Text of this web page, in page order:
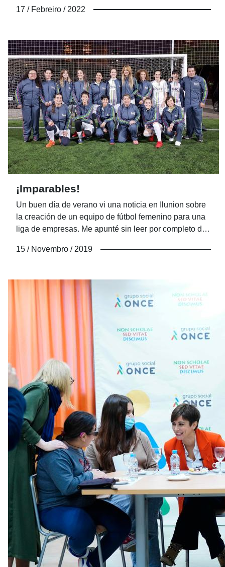
una actividad económica y social que van de la mano
Organización es máximo exponente. Celebramos el
Día Internacional del Juego Responsable y seguimos
diciendo bien alto ¡Bien Jugado!
17 / Febreiro / 2022
¡Imparables!
Un buen día de verano vi una noticia en Ilunion sobre
la creación de un equipo de fútbol femenino para una
liga de empresas. Me apunté sin leer por completo de
empresas del Grupo Social ONCE de toda España.
que la Liga era... ¡con otras empresas de la
Comunidad de Madrid! ¿Por qué no leí bien la
convocatoria? ¿Cómo íbamos a jugar personas con
diferentes discapacidades, sin apenas contacto con
esa disciplina, contra empresas de todo tipo y, a buen
discapacidad? No importaba, lo cierto es que empezó
a embargarme una emoción y una ilusión
indescriptible por el reto en mayúsculas que de nuevo
teníamos. La oportunidad de sentirnos todas incluidas
a través de lo que más une; un objetivo común.
15 / Novembro / 2019